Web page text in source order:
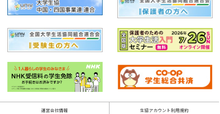
運営会社情報 生協アカウント利用規約